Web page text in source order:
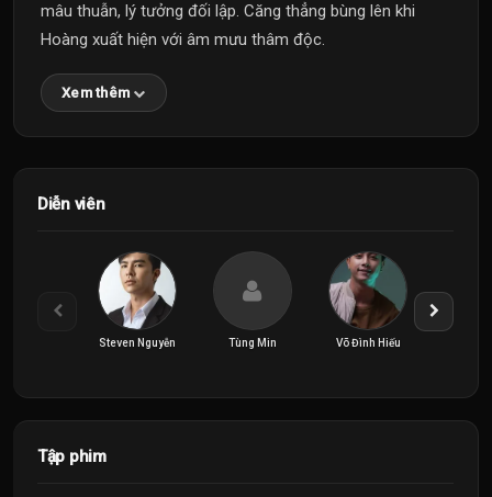
mâu thuẫn, lý tưởng đối lập. Căng thẳng bùng lên khi
Hoàng xuất hiện với âm mưu thâm độc.
Xem thêm
Diễn viên
Steven Nguyễn Tùng Min Võ Đình Hiếu
Tập phim